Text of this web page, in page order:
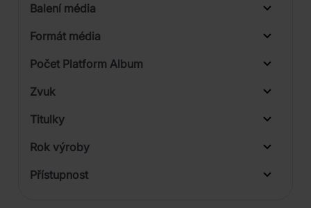
Balení média
Formát média
Počet Platform Album
Zvuk
Titulky
Rok výroby
Přístupnost